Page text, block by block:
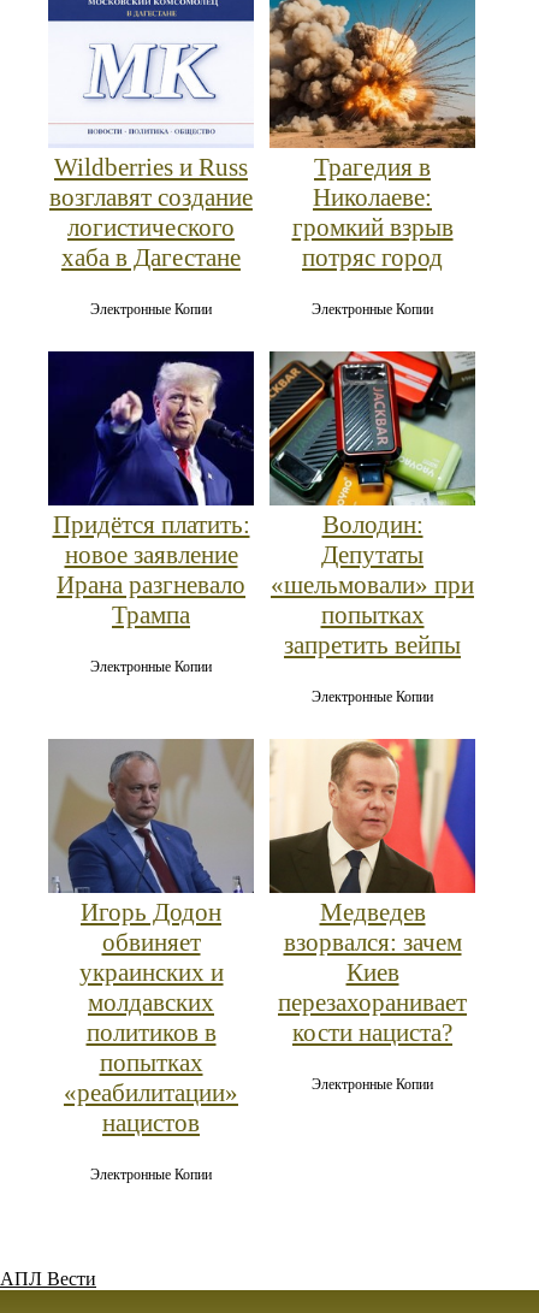
Wildberries и Russ
возглавят создание
логистического
хаба в Дагестане
Электронные Копии
Трагедия в
Николаеве:
громкий взрыв
потряс город
Электронные Копии
Придётся платить:
новое заявление
Ирана разгневало
Трампа
Электронные Копии
Володин:
Депутаты
«шельмовали» при
попытках
запретить вейпы
Электронные Копии
Игорь Додон
обвиняет
украинских и
молдавских
политиков в
попытках
«реабилитации»
нацистов
Электронные Копии
Медведев
взорвался: зачем
Киев
перезахоранивает
кости нациста?
Электронные Копии
АПЛ Вести